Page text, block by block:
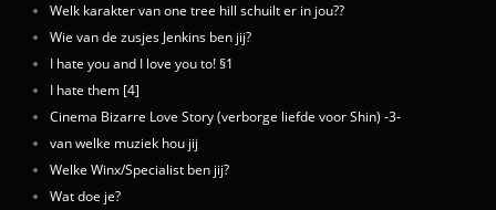
Welk karakter van one tree hill schuilt er in jou??
Wie van de zusjes Jenkins ben jij?
I hate you and I love you to! §1
I hate them [4]
Cinema Bizarre Love Story (verborge liefde voor Shin) -3-
van welke muziek hou jij
Welke Winx/Specialist ben jij?
Wat doe je?